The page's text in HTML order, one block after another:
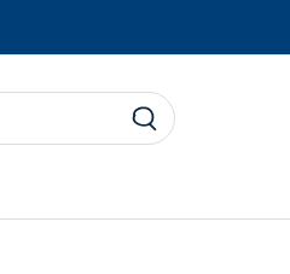
Search